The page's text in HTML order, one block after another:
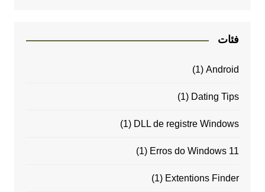
فئات
Android
(1)
Dating Tips
(1)
DLL de registre Windows
(1)
Erros do Windows 11
(1)
Extentions Finder
(1)